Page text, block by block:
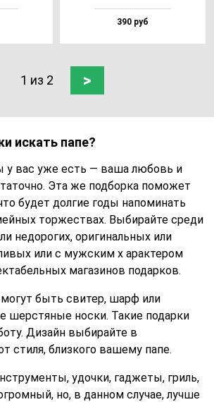
390 руб
1 из 2 >
искать папе?
у вас уже есть — ваша любовь и
Эта же подборка поможет
будет долгие годы напоминать
торжествах. Выбирайте среди
недорогих, оригинальных или
или с мужским х арактером
магазинов подарков.
быть свитер, шарф или
шерстяные носки. Такие подарки
Дизайн выбирайте в
стиля, близкого вашему папе.
удочки, гаджеты, гриль,
но, в данном случае, лучше